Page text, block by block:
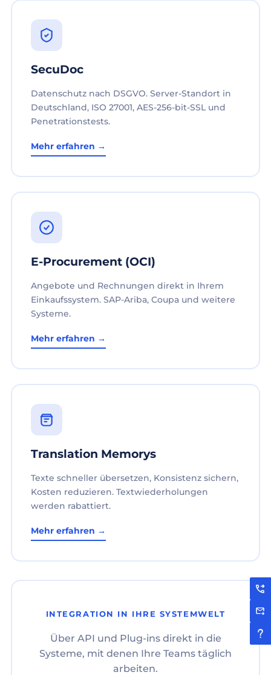
SecuDoc
Datenschutz nach DSGVO. Server-Standort in
Deutschland, ISO 27001, AES-256-bit-SSL und
Penetrationstests.
Mehr erfahren →
E-Procurement (OCI)
Angebote und Rechnungen direkt in Ihrem
Einkaufssystem. SAP-Ariba, Coupa und weitere
Systeme.
Mehr erfahren →
Translation Memorys
Texte schneller übersetzen, Konsistenz sichern,
Kosten reduzieren. Textwiederholungen
werden rabattiert.
Mehr erfahren →
INTEGRATION IN IHRE SYSTEMWELT
Über API und Plug-ins direkt in die
Systeme, mit denen Ihre Teams täglich
arbeiten.